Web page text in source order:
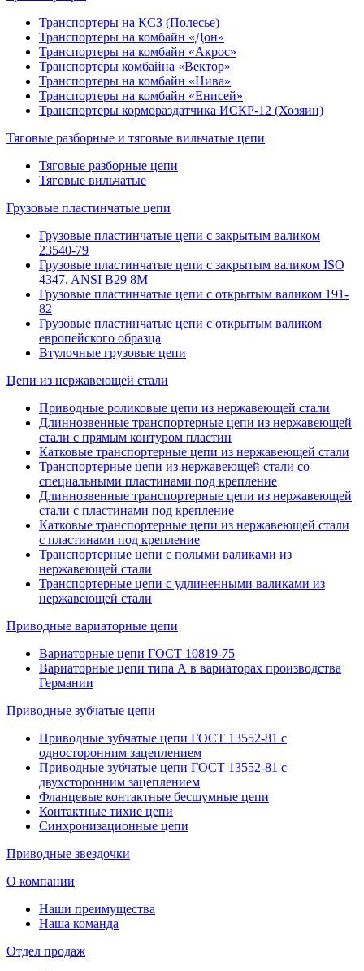
Транспортеры на КСЗ (Полесье)
Транспортеры на комбайн «Дон»
Транспортеры на комбайн «Акрос»
Транспортеры комбайна «Вектор»
Транспортеры на комбайн «Нива»
Транспортеры на комбайн «Енисей»
Транспортеры кормораздатчика ИСКР-12 (Хозяин)
Тяговые разборные и тяговые вильчатые цепи
Тяговые разборные цепи
Тяговые вильчатые
Грузовые пластинчатые цепи
Грузовые пластинчатые цепи с закрытым валиком
23540-79
Грузовые пластинчатые цепи с закрытым валиком ISO
4347, ANSI B29 8M
Грузовые пластинчатые цепи с открытым валиком 191-
82
Грузовые пластинчатые цепи с открытым валиком
европейского образца
Втулочные грузовые цепи
Цепи из нержавеющей стали
Приводные роликовые цепи из нержавеющей стали
Длиннозвенные транспортерные цепи из нержавеющей
стали с прямым контуром плаcтин
Катковые транспортерные цепи из нержавеющей стали
Транспортерные цепи из нержавеющей стали со
специальными пластинами под крепление
Длиннозвенные транспортерные цепи из нержавеющей
стали с пластинами под крепление
Катковые транспортерные цепи из нержавеющей стали
с пластинами под крепление
Транспортерные цепи с полыми валиками из
нержавеющей стали
Транспортерные цепи с удлиненными валиками из
нержавеющей стали
Приводные вариаторные цепи
Вариаторные цепи ГОСТ 10819-75
Вариаторные цепи типа А в вариаторах производства
Германии
Приводные зубчатые цепи
Приводные зубчатые цепи ГОСТ 13552-81 с
односторонним зацеплением
Приводные зубчатые цепи ГОСТ 13552-81 с
двухсторонним зацеплением
Фланцевые контактные бесшумные цепи
Контактные тихие цепи
Синхронизационные цепи
Приводные звездочки
О компании
Наши преимущества
Наша команда
Отдел продаж